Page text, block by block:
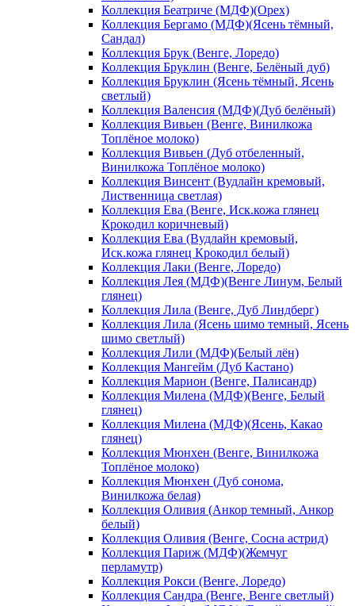
Коллекция Беатриче (МДФ)(Орех)
Коллекция Бергамо (МДФ)(Ясень тёмный,
Сандал)
Коллекция Брук (Венге, Лоредо)
Коллекция Бруклин (Венге, Белёный дуб)
Коллекция Бруклин (Ясень тёмный, Ясень
светлый)
Коллекция Валенсия (МДФ)(Дуб белёный)
Коллекция Вивьен (Венге, Винилкожа
Топлёное молоко)
Коллекция Вивьен (Дуб отбеленный,
Винилкожа Топлёное молоко)
Коллекция Винсент (Вудлайн кремовый,
Лиственница светлая)
Коллекция Ева (Венге, Иск.кожа глянец
Крокодил коричневый)
Коллекция Ева (Вудлайн кремовый,
Иск.кожа глянец Крокодил белый)
Коллекция Лаки (Венге, Лоредо)
Коллекция Лея (МДФ)(Венге Линум, Белый
глянец)
Коллекция Лила (Венге, Дуб Линдберг)
Коллекция Лила (Ясень шимо темный, Ясень
шимо светлый)
Коллекция Лили (МДФ)(Белый лён)
Коллекция Мангейм (Дуб Кастано)
Коллекция Марион (Венге, Палисандр)
Коллекция Милена (МДФ)(Венге, Белый
глянец)
Коллекция Милена (МДФ)(Ясень, Какао
глянец)
Коллекция Мюнхен (Венге, Винилкожа
Топлёное молоко)
Коллекция Мюнхен (Дуб сонома,
Винилкожа белая)
Коллекция Оливия (Анкор темный, Анкор
белый)
Коллекция Оливия (Венге, Сосна астрид)
Коллекция Париж (МДФ)(Жемчуг
перламутр)
Коллекция Рокси (Венге, Лоредо)
Коллекция Сандра (Венге, Венге светлый)